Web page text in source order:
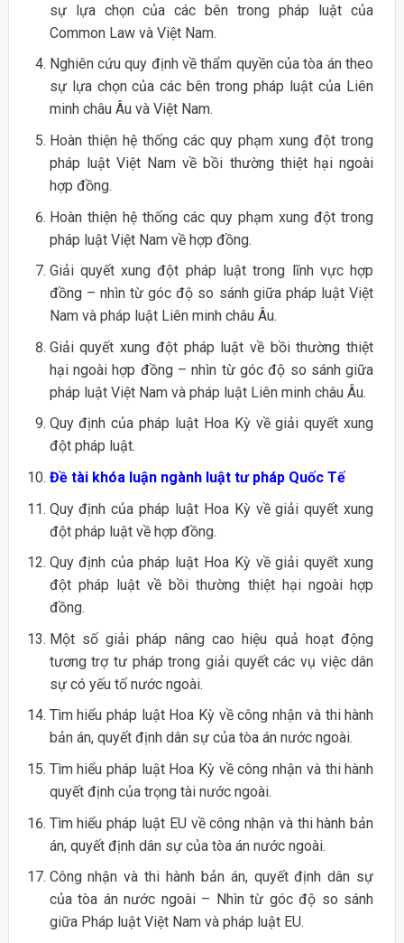
sự lựa chọn của các bên trong pháp luật của
Common Law và Việt Nam.
Nghiên cứu quy định về thẩm quyền của tòa án theo
sự lựa chọn của các bên trong pháp luật của Liên
minh châu Âu và Việt Nam.
Hoàn thiện hệ thống các quy phạm xung đột trong
pháp luật Việt Nam về bồi thường thiệt hại ngoài
hợp đồng.
Hoàn thiện hệ thống các quy phạm xung đột trong
pháp luật Việt Nam về hợp đồng.
Giải quyết xung đột pháp luật trong lĩnh vực hợp
đồng – nhìn từ góc độ so sánh giữa pháp luật Việt
Nam và pháp luật Liên minh châu Âu.
Giải quyết xung đột pháp luật về bồi thường thiệt
hại ngoài hợp đồng – nhìn từ góc độ so sánh giữa
pháp luật Việt Nam và pháp luật Liên minh châu Âu.
Quy định của pháp luật Hoa Kỳ về giải quyết xung
đột pháp luật.
Đề tài khóa luận ngành luật tư pháp Quốc Tế
Quy định của pháp luật Hoa Kỳ về giải quyết xung
đột pháp luật về hợp đồng.
Quy định của pháp luật Hoa Kỳ về giải quyết xung
đột pháp luật về bồi thường thiệt hại ngoài hợp
đồng.
Một số giải pháp nâng cao hiệu quả hoạt động
tương trợ tư pháp trong giải quyết các vụ việc dân
sự có yếu tố nước ngoài.
Tìm hiểu pháp luật Hoa Kỳ về công nhận và thi hành
bản án, quyết định dân sự của tòa án nước ngoài.
Tìm hiểu pháp luật Hoa Kỳ về công nhận và thi hành
quyết định của trọng tài nước ngoài.
Tìm hiểu pháp luật EU về công nhận và thi hành bản
án, quyết định dân sự của tòa án nước ngoài.
Công nhận và thi hành bản án, quyết định dân sự
của tòa án nước ngoài – Nhìn từ góc độ so sánh
giữa Pháp luật Việt Nam và pháp luật EU.